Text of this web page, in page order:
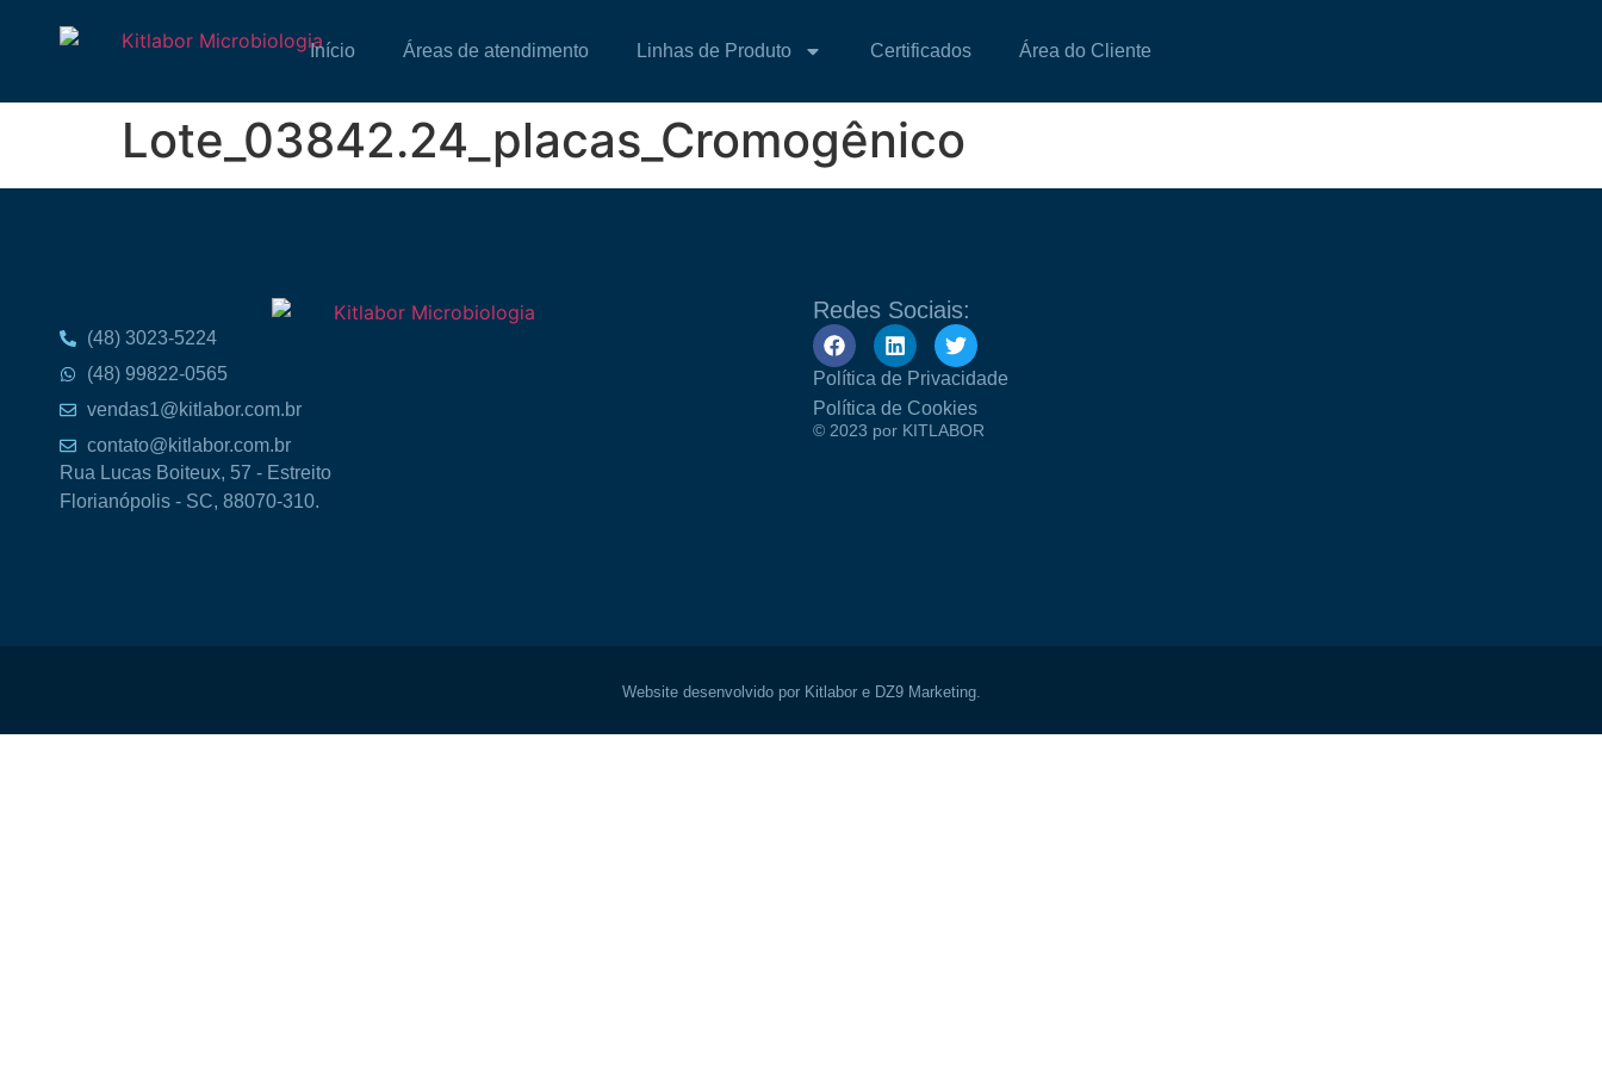
Início Áreas de atendimento Linhas de Produto Certificados Área do Cliente
Lote_03842.24_placas_Cromogênico
(48) 3023-5224
(48) 99822-0565
vendas1@kitlabor.com.br
contato@kitlabor.com.br
Rua Lucas Boiteux, 57 - Estreito
Florianópolis - SC, 88070-310.
Redes Sociais:
Política de Privacidade
Política de Cookies
© 2023 por KITLABOR
Website desenvolvido por Kitlabor e DZ9 Marketing.